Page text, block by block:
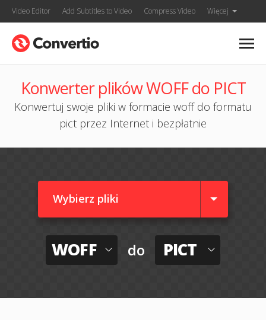
Video Editor Add Subtitles to Video Compress Video Więcej
Konwerter plików WOFF do PICT
Konwertuj swoje pliki w formacie woff do formatu
pict przez Internet i bezpłatnie
Wybierz pliki
WOFF do PICT